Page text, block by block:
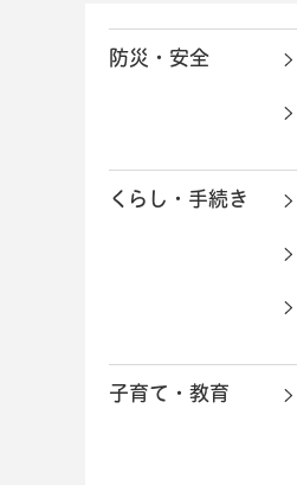
防災・安全
くらし・手続き
子育て・教育